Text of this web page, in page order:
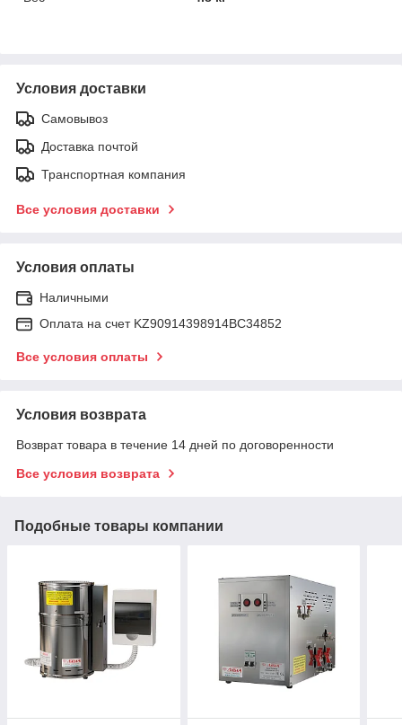
Условия доставки
Самовывоз
Доставка почтой
Транспортная компания
Все условия доставки
Условия оплаты
Наличными
Оплата на счет KZ90914398914ВС34852
Все условия оплаты
Условия возврата
Возврат товара в течение 14 дней по договоренности
Все условия возврата
Подобные товары компании